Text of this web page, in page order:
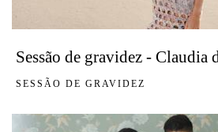
Sessão de gravidez - Claudia
SESSÃO DE GRAVIDEZ